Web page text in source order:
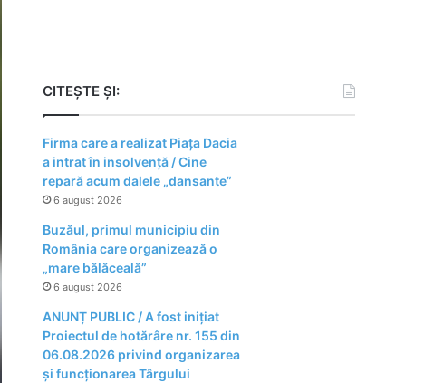
CITEȘTE ȘI:
Firma care a realizat Piața Dacia
a intrat în insolvență / Cine
repară acum dalele „dansante”
6 august 2026
Buzăul, primul municipiu din
România care organizează o
„mare bălăceală”
6 august 2026
ANUNȚ PUBLIC / A fost inițiat
Proiectul de hotărâre nr. 155 din
06.08.2026 privind organizarea
şi funcţionarea Târgului